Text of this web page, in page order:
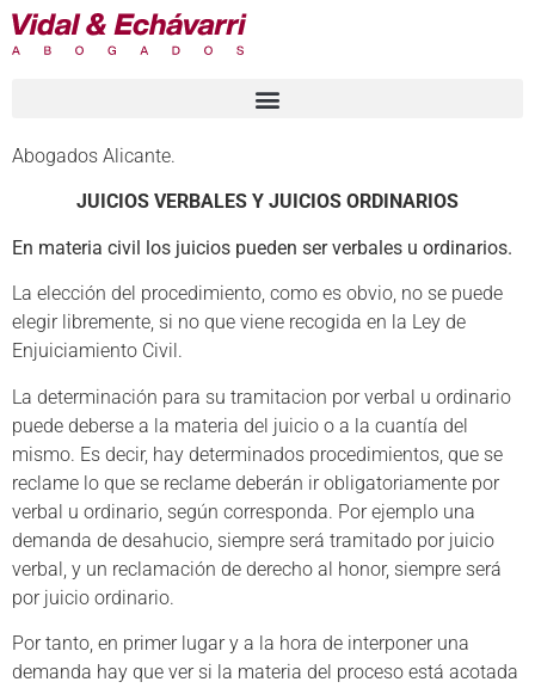
Abogados Alicante.
JUICIOS VERBALES Y JUICIOS ORDINARIOS
En materia civil los juicios pueden ser verbales u ordinarios.
La elección del procedimiento, como es obvio, no se puede
elegir libremente, si no que viene recogida en la Ley de
Enjuiciamiento Civil.
La determinación para su tramitacion por verbal u ordinario
puede deberse a la materia del juicio o a la cuantía del
mismo. Es decir, hay determinados procedimientos, que se
reclame lo que se reclame deberán ir obligatoriamente por
verbal u ordinario, según corresponda. Por ejemplo una
demanda de desahucio, siempre será tramitado por juicio
verbal, y un reclamación de derecho al honor, siempre será
por juicio ordinario.
Por tanto, en primer lugar y a la hora de interponer una
demanda hay que ver si la materia del proceso está acotada